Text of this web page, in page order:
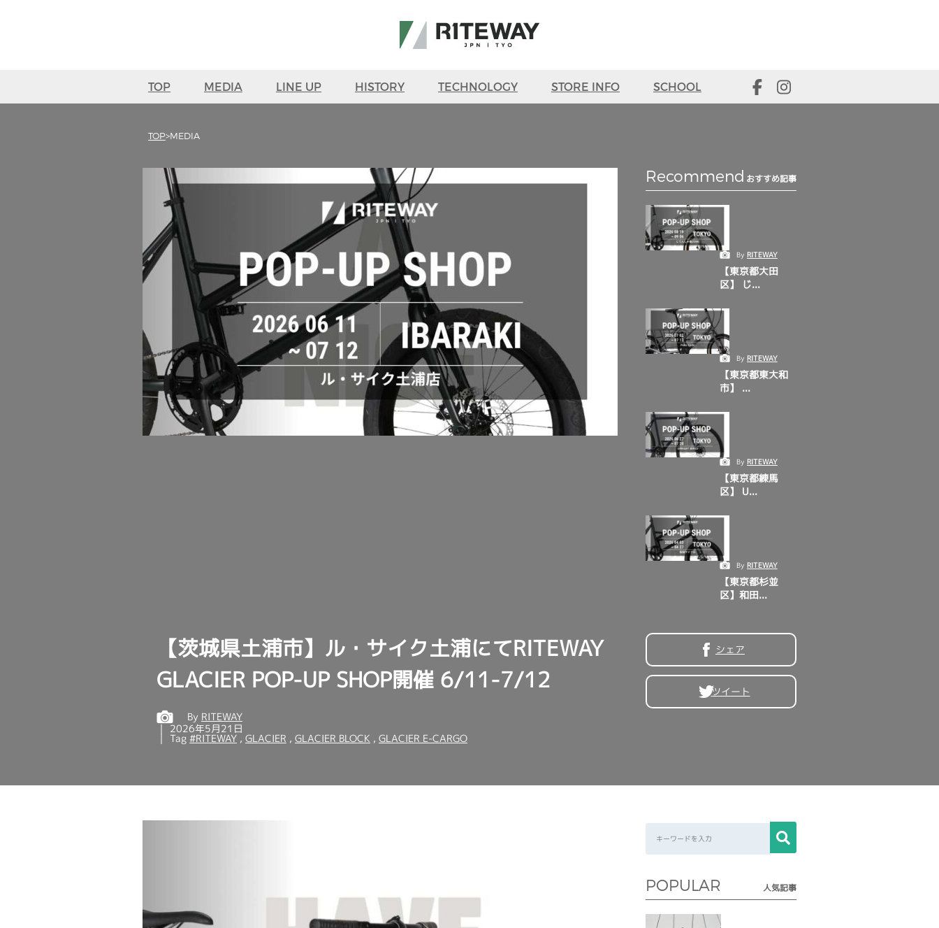
TOP MEDIA LINE UP HISTORY TECHNOLOGY STORE INFO SCHOOL
TOP MEDIA
Recommend おすすめ記事
By RITEWAY
【東京都大田
区】 じ...
By RITEWAY
【東京都東大和
市】 ...
By RITEWAY
【東京都練馬
区】 U...
By RITEWAY
【東京都杉並
区】和田...
【茨城県土浦市】ル・サイク土浦にてRITEWAY
GLACIER POP-UP SHOP開催 6/11-7/12
By RITEWAY
2026年5月21日
Tag #RITEWAY , GLACIER , GLACIER BLOCK , GLACIER E-CARGO
シェア
ツイート
POPULAR 人気記事